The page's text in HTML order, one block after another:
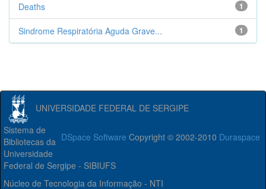
1
Deaths
1
Sindrome Respiratória Aguda Grave...
UNIVERSIDADE FEDERAL DE SERGIPE
DSpace Software Copyright © 2002-2010 Duraspace
Sistema de
Bibliotecas da
Universidade
Federal de Sergipe - SIBIUFS
Núcleo de Tecnologia da Informação - NTI